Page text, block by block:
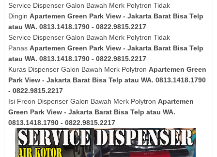
Service Dispenser Galon Bawah Merk Polytron Tidak
Dingin Apartemen Green Park View - Jakarta Barat Bisa Telp
atau WA. 0813.1418.1790 - 0822.9815.2217
Service Dispenser Galon Bawah Merk Polytron Tidak
Panas Apartemen Green Park View - Jakarta Barat Bisa Telp
atau WA. 0813.1418.1790 - 0822.9815.2217
Kuras Dispenser Galon Bawah Merk Polytron Apartemen Green
Park View - Jakarta Barat Bisa Telp atau WA. 0813.1418.1790
- 0822.9815.2217
Isi Freon Dispenser Galon Bawah Merk Polytron Apartemen
Green Park View - Jakarta Barat Bisa Telp atau WA.
0813.1418.1790 - 0822.9815.2217